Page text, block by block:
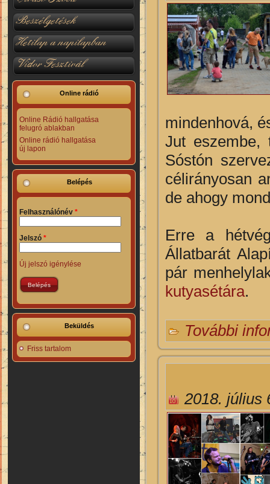
Beszélgetések
Hetilap a napilapban
Vidor Fesztivál
Online rádió
Online Rádió hallgatása
felugró ablakban
Online rádió hallgatása
új lapon
Belépés
Felhasználónév *
Jelszó *
Új jelszó igénylése
Beküldés
Friss tartalom
mindenhová,
Jut eszembe,
Sóstón
célirányosan
de ahogy
Erre a
Állatbarát
pár
kutyasétára.
További
2018. július